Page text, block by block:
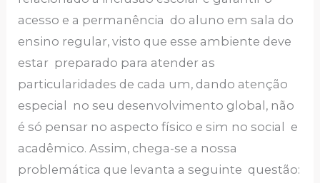
acesso e a permanência do aluno em sala do
ensino regular, visto que esse ambiente deve
estar preparado para atender as
particularidades de cada um, dando atenção
especial no seu desenvolvimento global, não
é só pensar no aspecto físico e sim no social e
acadêmico. Assim, chega-se a nossa
problemática que levanta a seguinte questão: